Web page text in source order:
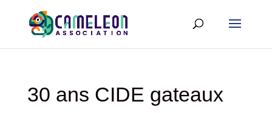
30 ans CIDE gateaux